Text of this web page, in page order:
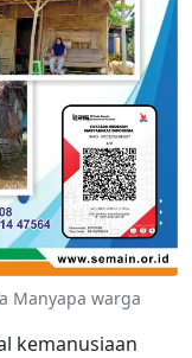
Manyapa warga
kemanusiaan